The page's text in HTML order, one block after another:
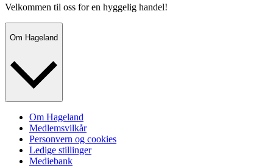
Velkommen til oss for en hyggelig handel!
Om Hageland
Om Hageland
Medlemsvilkår
Personvern og cookies
Ledige stillinger
Mediebank